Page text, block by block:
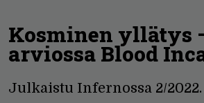
Kosminen yllätys
arviossa Blood
Julkaistu Infernossa 2/2022.